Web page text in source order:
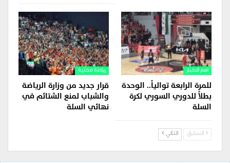
اهم الاخبار
للمرة الرابعة توالياً.. الوحدة
بطلاً للدوري السوري لكرة
السلة
رياضة محلية
قرار جديد من وزارة الرياضة
والشباب لمنع الشتائم في
نهائي السلة
السابق التالي